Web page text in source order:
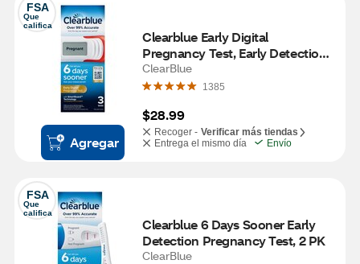
FSA
Que
califica
Agregar
Clearblue Early Digital
Pregnancy Test, Early Detection
at Home Pregnancy Test, 3 CT
ClearBlue
1385
$28.99
Recoger - Verificar más tiendas
Entrega el mismo día
Envío
FSA
Que
califica
Clearblue 6 Days Sooner Early
Detection Pregnancy Test, 2 PK
ClearBlue